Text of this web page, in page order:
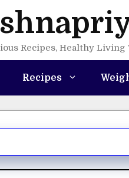
Recipes, Healthy
Recipes